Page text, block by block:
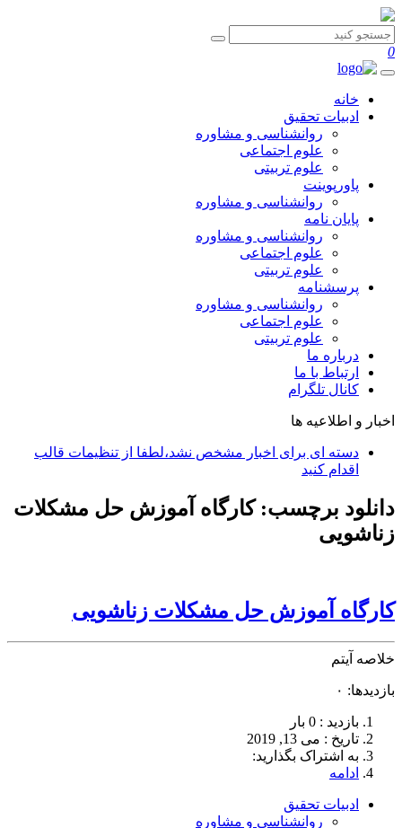
0
خانه
ادبیات تحقیق
روانشناسی و مشاوره
علوم اجتماعی
علوم تربیتی
پاورپوینت
روانشناسی و مشاوره
پایان نامه
روانشناسی و مشاوره
علوم اجتماعی
علوم تربیتی
پرسشنامه
روانشناسی و مشاوره
علوم اجتماعی
علوم تربیتی
درباره ما
ارتباط با ما
کانال تلگرام
اخبار و اطلاعیه ها
دسته ای برای اخبار مشخص نشد،لطفا از تنظیمات قالب
اقدام کنید
دانلود برچسب:کارگاه آموزش حل مشکلات
زناشویی
کارگاه آموزش حل مشکلات زناشویی
خلاصه آیتم
بازدیدها: ۰
بازدید : 0 بار
تاريخ : می 13, 2019
به اشتراک بگذارید:
ادامه
ادبیات تحقیق
روانشناسی و مشاوره